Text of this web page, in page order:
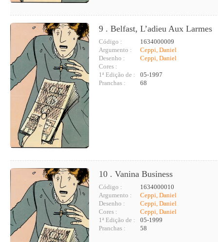
9 . Belfast, L’adieu Aux Larmes
Código :
1634000009
Argumento :
Ceppi, Daniel
Desenho :
Ceppi, Daniel
Cores :
1ª Edição de :
05-1997
Pranchas :
68
10 . Vanina Business
Código :
1634000010
Argumento :
Ceppi, Daniel
Desenho :
Ceppi, Daniel
Cores :
Ceppi, Daniel
1ª Edição de :
05-1999
Pranchas :
58